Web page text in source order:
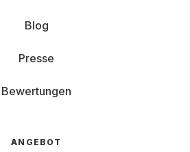
Blog
Presse
Bewertungen
ANGEBOT